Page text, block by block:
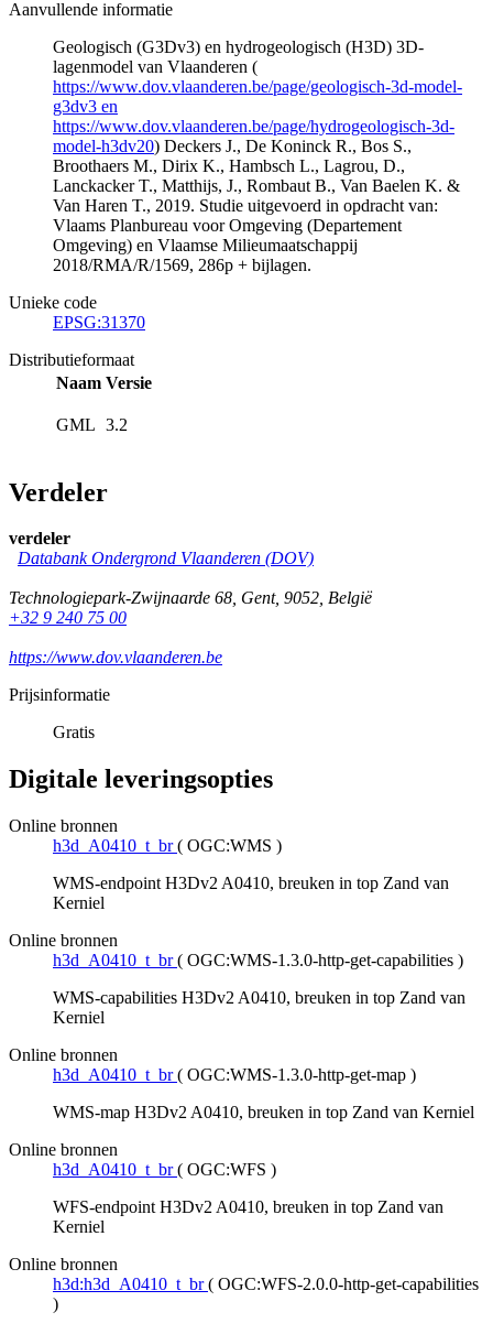
Aanvullende informatie
Geologisch (G3Dv3) en hydrogeologisch (H3D) 3D-
lagenmodel van Vlaanderen (
https://www.dov.vlaanderen.be/page/geologisch-3d-model-
g3dv3 en
https://www.dov.vlaanderen.be/page/hydrogeologisch-3d-
model-h3dv20) Deckers J., De Koninck R., Bos S.,
Broothaers M., Dirix K., Hambsch L., Lagrou, D.,
Lanckacker T., Matthijs, J., Rombaut B., Van Baelen K. &
Van Haren T., 2019. Studie uitgevoerd in opdracht van:
Vlaams Planbureau voor Omgeving (Departement
Omgeving) en Vlaamse Milieumaatschappij
2018/RMA/R/1569, 286p + bijlagen.
Unieke code
EPSG:31370
Distributieformaat
Naam Versie
GML 3.2
Verdeler
verdeler
Databank Ondergrond Vlaanderen (DOV)
Technologiepark-Zwijnaarde 68, Gent, 9052, België
+32 9 240 75 00
https://www.dov.vlaanderen.be
Prijsinformatie
Gratis
Digitale leveringsopties
Online bronnen
h3d_A0410_t_br ( OGC:WMS )
WMS-endpoint H3Dv2 A0410, breuken in top Zand van
Kerniel
Online bronnen
h3d_A0410_t_br ( OGC:WMS-1.3.0-http-get-capabilities )
WMS-capabilities H3Dv2 A0410, breuken in top Zand van
Kerniel
Online bronnen
h3d_A0410_t_br ( OGC:WMS-1.3.0-http-get-map )
WMS-map H3Dv2 A0410, breuken in top Zand van Kerniel
Online bronnen
h3d_A0410_t_br ( OGC:WFS )
WFS-endpoint H3Dv2 A0410, breuken in top Zand van
Kerniel
Online bronnen
h3d:h3d_A0410_t_br ( OGC:WFS-2.0.0-http-get-capabilities
)